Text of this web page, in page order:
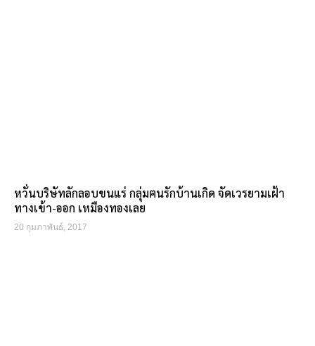
หวั่นบริษัทลักลอบขนแร่ กลุ่มฅนรักบ้านเกิด จัดเวรยามเฝ้า
ทางเข้า-ออก เหมืองทองเลย
20 กุมภาพันธ์, 2017